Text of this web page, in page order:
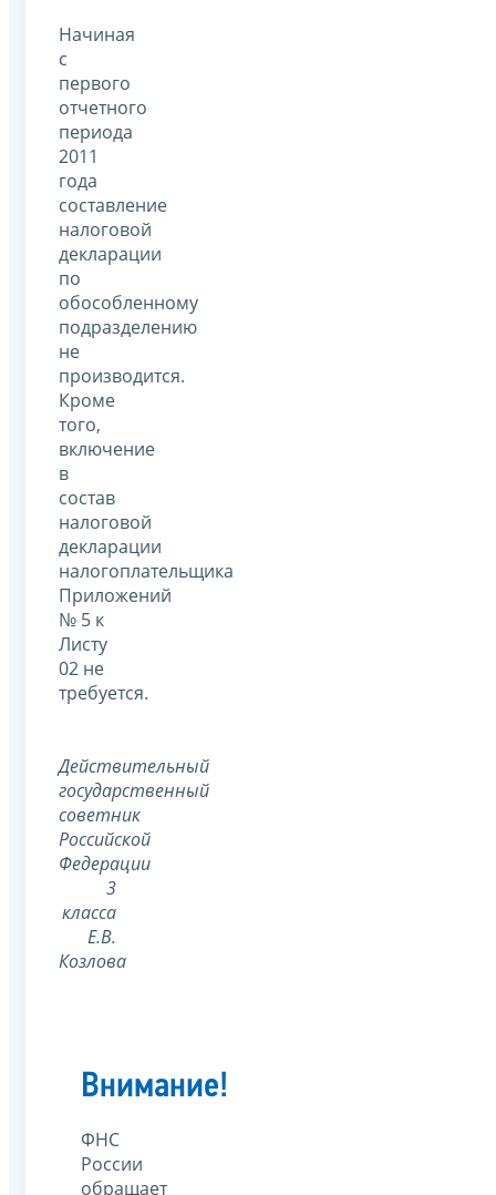
Начиная
с
первого
отчетного
периода
2011
года
составление
налоговой
декларации
по
обособленному
подразделению
не
производится.
Кроме
того,
включение
в
состав
налоговой
декларации
налогоплательщика
Приложений
№ 5 к
Листу
02 не
требуется.
Действительный
государственный
советник
Российской
Федерации
3
класса
Е.В.
Козлова
Внимание!
ФНС
России
обращает